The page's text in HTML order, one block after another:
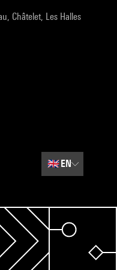
Châtelet, Les Halles
🇬🇧EN